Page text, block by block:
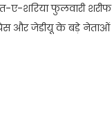
ए-शरिया फुलवारी
और जेडीयू के बड़े नेताओं